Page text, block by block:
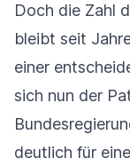
Doch die Zahl
bleibt seit
einer
sich nun der
deutlich für